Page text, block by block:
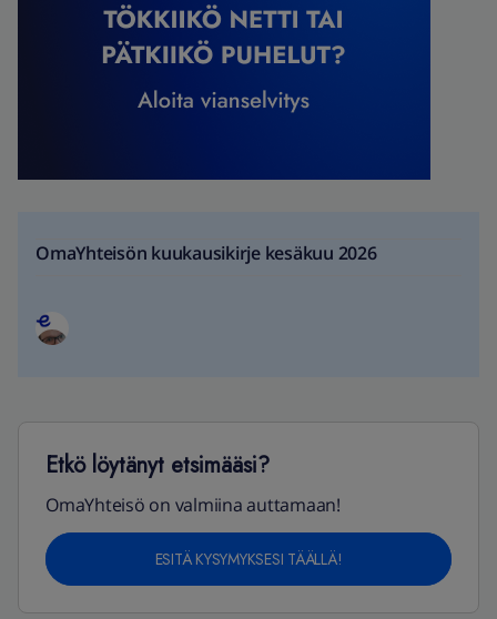
OmaYhteisön kuukausikirje kesäkuu 2026
Etkö löytänyt etsimääsi?
OmaYhteisö on valmiina auttamaan!
ESITÄ KYSYMYKSESI TÄÄLLÄ!